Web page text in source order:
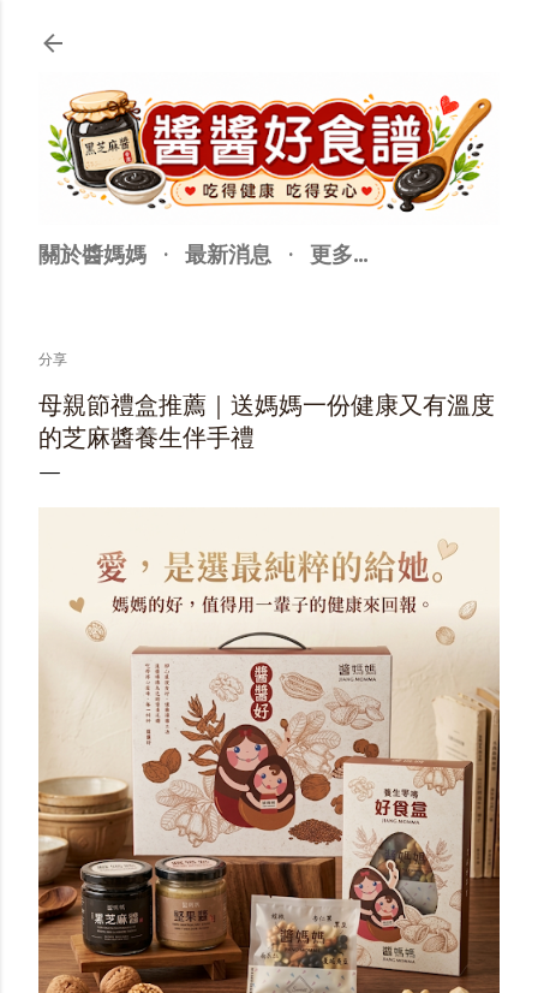
關於醬媽媽 最新消息 更多…
分享
母親節禮盒推薦｜送媽媽一份健康又有溫度
的芝麻醬養生伴手禮